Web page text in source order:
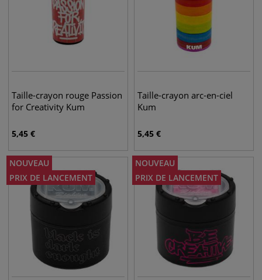
Taille-crayon rouge Passion
for Creativity Kum
5,45 €
Taille-crayon arc-en-ciel
Kum
5,45 €
NOUVEAU
PRIX DE LANCEMENT
NOUVEAU
PRIX DE LANCEMENT